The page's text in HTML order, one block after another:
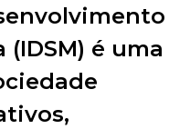
é uma